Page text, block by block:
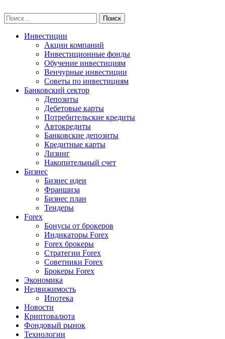
to
content
Найти:
Инвестиции
Акции компаний
Инвестиционные фонды
Обучение инвестициям
Венчурные инвестиции
Советы по инвестициям
Банковский сектор
Депозиты
Дебетовые карты
Потребительские кредиты
Автокредиты
Банковские депозиты
Кредитные карты
Лизинг
Накопительный счет
Бизнес
Бизнес идеи
Франшиза
Бизнес план
Тендеры
Forex
Бонусы от брокеров
Индикаторы Forex
Forex брокеры
Стратегии Forex
Советники Forex
Брокеры Forex
Экономика
Недвижимость
Ипотека
Новости
Криптовалюта
Фондовый рынок
Технологии